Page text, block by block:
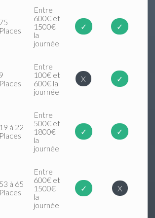
75
Places
Entre
600€ et
1500€
la
journée
✓ ✓
9
Places
Entre
100€ et
600€ la
journée
X ✓
19 à 22
Places
Entre
500€ et
1800€
la
journée
✓ ✓
53 à 65
Places
Entre
600€ et
1500€
la
journée
✓ X